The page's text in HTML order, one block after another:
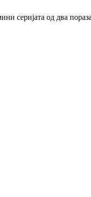
серијата од два